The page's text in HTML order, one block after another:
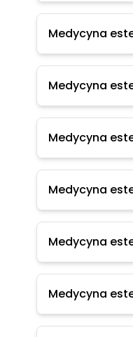
Medycyna
Medycyna
Medycyna
Medycyna
Medycyna
Medycyna